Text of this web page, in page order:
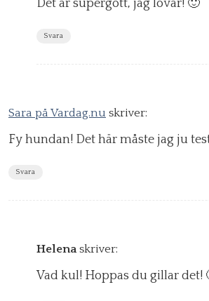
Det är supergott, jag lovar! 🙂
Svara
Sara på Vardag.nu skriver:
Fy hundan! Det här måste jag ju
Svara
Helena skriver:
Vad kul! Hoppas du gillar det!